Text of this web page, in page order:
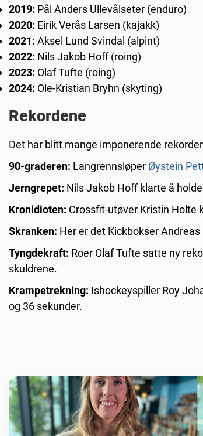
2019: Pål Anders Ullevålseter (enduro)
2020: Eirik Verås Larsen (kajakk)
2021: Aksel Lund Svindal (alpint)
2022: Nils Jakob Hoff (roing)
2023: Olaf Tufte (roing)
2024: Ole-Kristian Bryhn (skyting)
Rekordene
Det har blitt mange imponerende
90-graderen: Langrennsløper Øystein
Jerngrepet: Nils Jakob Hoff klarte å
Kronidioten: Crossfit-utøver Kristin Holte
Skranken: Her er det Kickbokser
Tyngdekraft: Roer Olaf Tufte satte ny
skuldrene.
Krampetrekning: Ishockeyspiller Roy
og 36 sekunder.